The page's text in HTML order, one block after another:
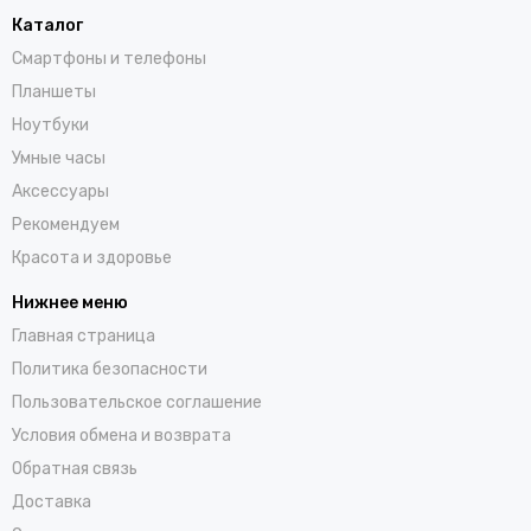
Каталог
Смартфоны и телефоны
Планшеты
Ноутбуки
Умные часы
Аксессуары
Рекомендуем
Красота и здоровье
Нижнее меню
Главная страница
Политика безопасности
Пользовательское соглашение
Условия обмена и возврата
Обратная связь
Доставка